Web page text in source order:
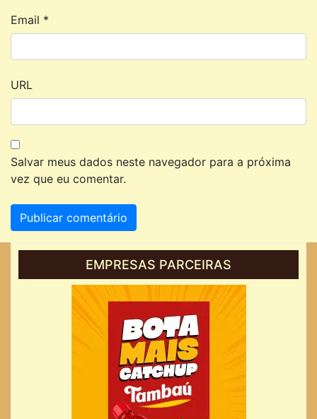
Email *
URL
Salvar meus dados neste navegador para a próxima
vez que eu comentar.
EMPRESAS PARCEIRAS